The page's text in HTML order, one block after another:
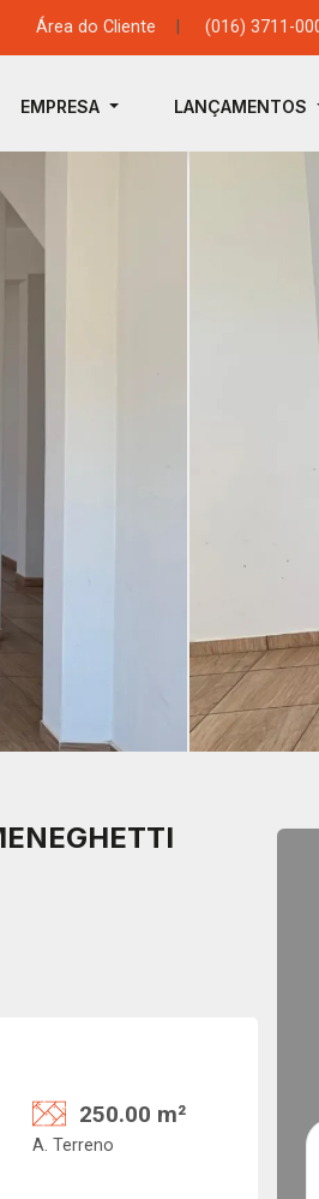
Área do Cliente (016) 3711-
EMPRESA LANÇAMENTOS
250.00 m²
A. Terreno